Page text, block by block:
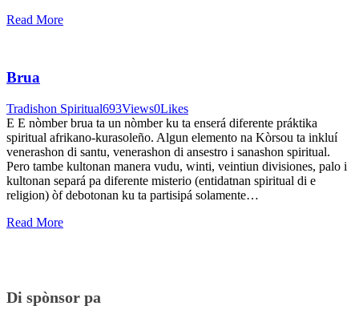
Read More
Brua
Tradishon Spiritual693Views0Likes
E E nòmber brua ta un nòmber ku ta enserá diferente práktika
spiritual afrikano-kurasoleño. Algun elemento na Kòrsou ta inkluí
venerashon di santu, venerashon di ansestro i sanashon spiritual.
Pero tambe kultonan manera vudu, winti, veintiun divisiones, palo i
kultonan separá pa diferente misterio (entidatnan spiritual di e
religion) òf debotonan ku ta partisipá solamente…
Read More
Di spònsor pa